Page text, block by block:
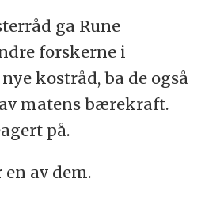
ga Rune
forskerne i
kostråd, ba de også
matens bærekraft.
på.
av dem.